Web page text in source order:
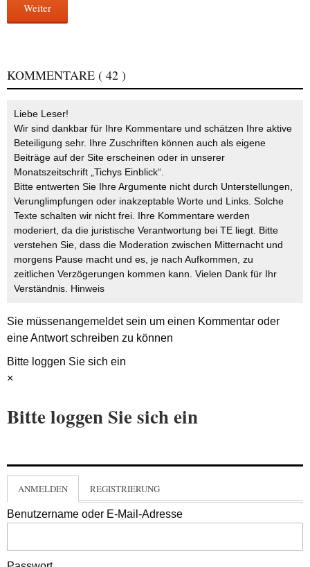
Weiter
KOMMENTARE ( 42 )
Liebe Leser!
Wir sind dankbar für Ihre Kommentare und schätzen Ihre aktive
Beteiligung sehr. Ihre Zuschriften können auch als eigene
Beiträge auf der Site erscheinen oder in unserer
Monatszeitschrift „Tichys Einblick“.
Bitte entwerten Sie Ihre Argumente nicht durch Unterstellungen,
Verunglimpfungen oder inakzeptable Worte und Links. Solche
Texte schalten wir nicht frei. Ihre Kommentare werden
moderiert, da die juristische Verantwortung bei TE liegt. Bitte
verstehen Sie, dass die Moderation zwischen Mitternacht und
morgens Pause macht und es, je nach Aufkommen, zu
zeitlichen Verzögerungen kommen kann. Vielen Dank für Ihr
Verständnis. Hinweis
Sie müssenangemeldetsein um einen Kommentar oder
eine Antwort schreiben zu können
Bitte loggen Sie sich ein
×
Bitte loggen Sie sich ein
ANMELDEN REGISTRIERUNG
Benutzername oder E-Mail-Adresse